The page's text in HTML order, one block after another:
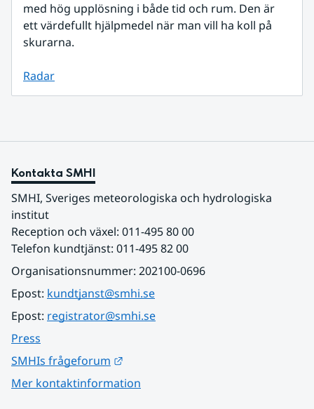
med hög upplösning i både tid och rum. Den är
ett värdefullt hjälpmedel när man vill ha koll på
skurarna.
Radar
Kontakta SMHI
SMHI, Sveriges meteorologiska och hydrologiska
institut
Reception och växel: 011-495 80 00
Telefon kundtjänst: 011-495 82 00
Organisationsnummer: 202100-0696
Epost: kundtjanst@smhi.se
Epost: registrator@smhi.se
Press
SMHIs frågeforum
Mer kontaktinformation